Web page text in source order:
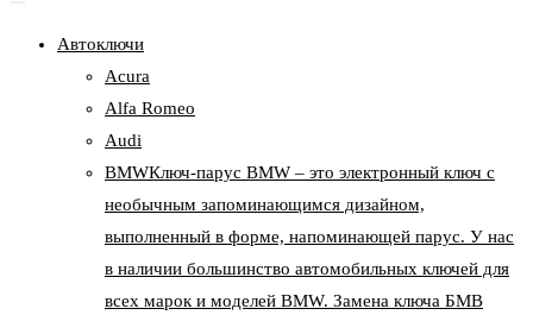
Автоключи
Acura
Alfa Romeo
Audi
BMWКлюч-парус BMW – это электронный ключ с
необычным запоминающимся дизайном,
выполненный в форме, напоминающей парус. У нас
в наличии большинство автомобильных ключей для
всех марок и моделей BMW. Замена ключа БМВ